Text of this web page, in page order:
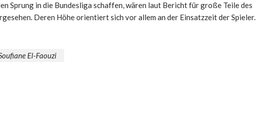
Sprung in die Bundesliga schaffen, wären laut Bericht für große Teile des
Deren Höhe orientiert sich vor allem an der Einsatzzeit der Spieler.
El-Faouzi